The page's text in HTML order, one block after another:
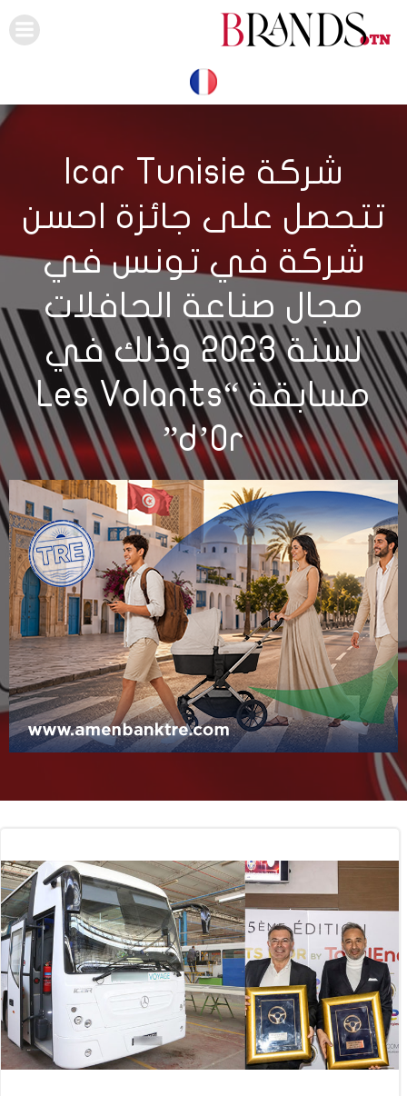
شركة Icar Tunisie
تتحصل على جائزة احسن
شركة في تونس في
مجال صناعة الحافلات
لسنة 2023 وذلك في
مسابقة “Les Volants
d’Or”